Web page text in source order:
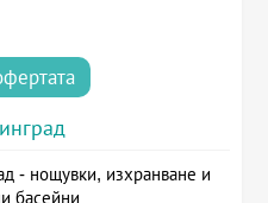
- нощувки, изхранване и
басейни